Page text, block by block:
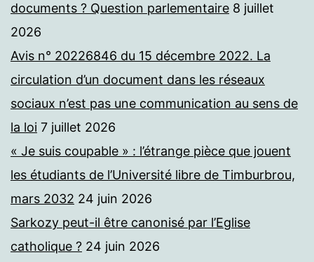
documents ? Question parlementaire 8 juillet
2026
Avis n° 20226846 du 15 décembre 2022. La
circulation d’un document dans les réseaux
sociaux n’est pas une communication au sens de
la loi 7 juillet 2026
« Je suis coupable » : l’étrange pièce que jouent
les étudiants de l’Université libre de Timburbrou,
mars 2032 24 juin 2026
Sarkozy peut-il être canonisé par l’Eglise
catholique ? 24 juin 2026